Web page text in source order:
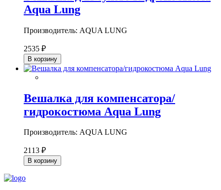
Aqua Lung
Производитель: AQUA LUNG
2535 ₽
В корзину
Вешалка для компенсатора/
гидрокостюма Aqua Lung
Производитель: AQUA LUNG
2113 ₽
В корзину